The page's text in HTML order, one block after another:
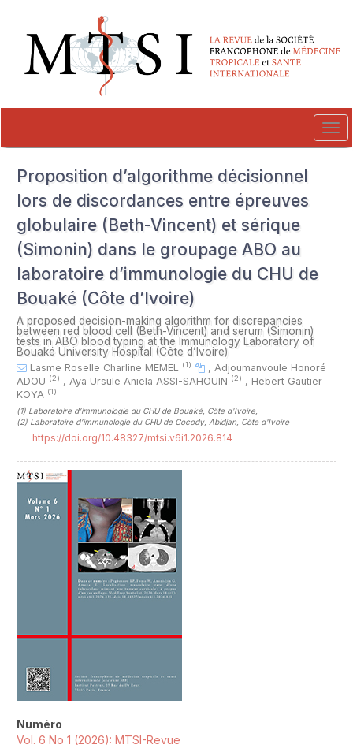
##plugins.themes.novelty.accessible_menu.main_navigation##
##plugins.themes.novelty.accessible_menu.main_content##
##plugins.themes.novelty.accessible_menu.sidebar##
Proposition d’algorithme décisionnel
lors de discordances entre épreuves
globulaire (Beth-Vincent) et sérique
(Simonin) dans le groupage ABO au
laboratoire d’immunologie du CHU de
Bouaké (Côte d’Ivoire)
A proposed decision-making algorithm for discrepancies
between red blood cell (Beth-Vincent) and serum (Simonin)
tests in ABO blood typing at the Immunology Laboratory of
Bouaké University Hospital (Côte d’Ivoire)
Lasme Roselle Charline MEMEL (1) , Adjoumanvoule Honoré
ADOU (2) , Aya Ursule Aniela ASSI-SAHOUIN (2) , Hebert Gautier
KOYA (1)
(1) Laboratoire d’immunologie du CHU de Bouaké, Côte d'Ivoire,
(2) Laboratoire d’immunologie du CHU de Cocody, Abidjan, Côte d'Ivoire
https://doi.org/10.48327/mtsi.v6i1.2026.814
Numéro
Vol. 6 No 1 (2026): MTSI-Revue